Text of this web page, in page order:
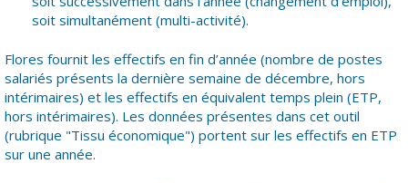
soit simultanément (multi-activité).
Flores fournit les effectifs en fin d’année (nombre de postes
salariés présents la dernière semaine de décembre, hors
intérimaires) et les effectifs en équivalent temps plein (ETP,
hors intérimaires). Les données présentes dans cet outil
(rubrique "Tissu économique") portent sur les effectifs en ETP
sur une année.